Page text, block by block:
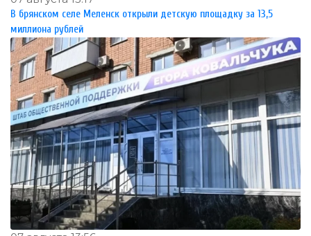
В брянском селе Меленск открыли детскую площадку за 13,5
миллиона рублей